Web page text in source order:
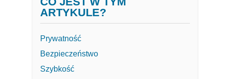
ARTYKULE?
Prywatność
Bezpieczeństwo
Szybkość